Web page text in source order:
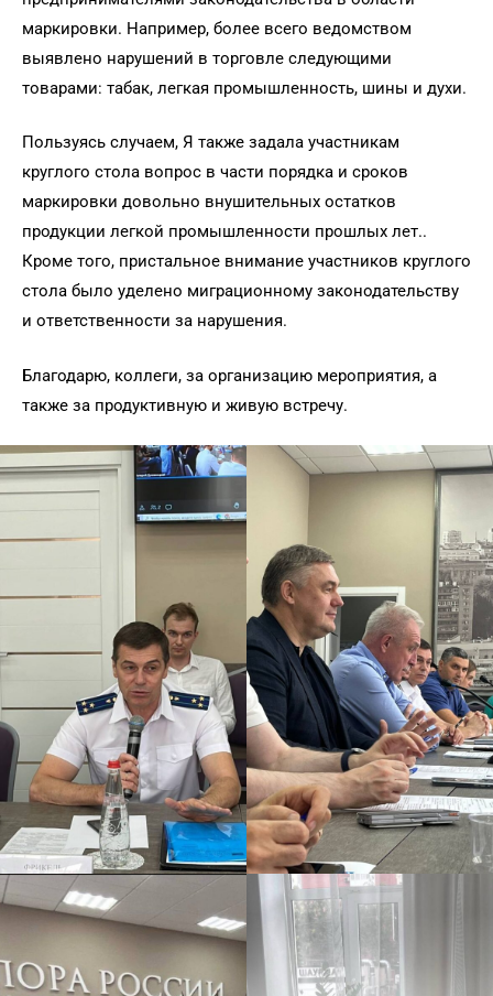
маркировки. Например, более всего ведомством
выявлено нарушений в торговле следующими
товарами: табак, легкая промышленность, шины и духи.
Пользуясь случаем, Я также задала участникам
круглого стола вопрос в части порядка и сроков
маркировки довольно внушительных остатков
продукции легкой промышленности прошлых лет..
Кроме того, пристальное внимание участников круглого
стола было уделено миграционному законодательству
и ответственности за нарушения.
Благодарю, коллеги, за организацию мероприятия, а
также за продуктивную и живую встречу.